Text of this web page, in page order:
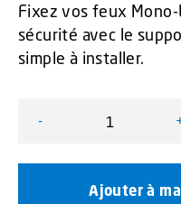
Fixez vos feux
sécurité avec le
simple à installer.
-
quantité de Support
Ajouter à